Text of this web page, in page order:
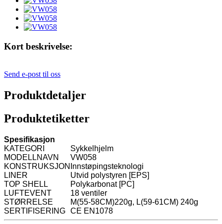
Kort beskrivelse:
Send e-post til oss
Produktdetaljer
Produktetiketter
Spesifikasjon
KATEGORI
Sykkelhjelm
MODELLNAVN
VW058
KONSTRUKSJON Innstøpingsteknologi
LINER
Utvid polystyren [EPS]
TOP SHELL
Polykarbonat [PC]
LUFTEVENT
18 ventiler
STØRRELSE
M(55-58CM)220g, L(59-61CM) 240g
SERTIFISERING CE EN1078